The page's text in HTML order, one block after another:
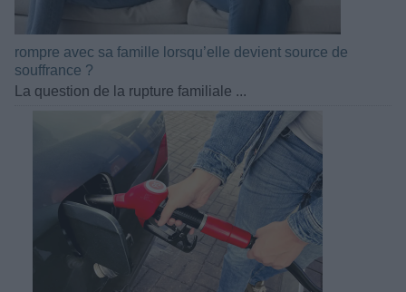
rompre avec sa famille lorsqu’elle devient source de
souffrance ?
La question de la rupture familiale ...